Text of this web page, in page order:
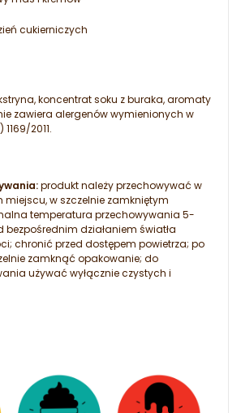
cukierniczych
koncentrat soku z buraka, aromaty
zawiera alergenów wymienionych w
2011.
produkt należy przechowywać w
w szczelnie zamkniętym
temperatura przechowywania 5-
bezpośrednim działaniem światła
chronić przed dostępem powietrza; po
zamknąć opakowanie; do
używać wyłącznie czystych i